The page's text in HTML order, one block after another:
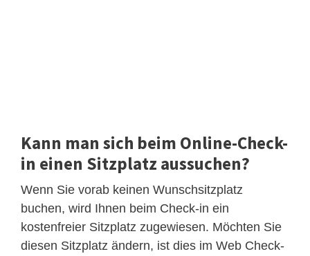
Kann man sich beim Online-Check-
in einen Sitzplatz aussuchen?
Wenn Sie vorab keinen Wunschsitzplatz
buchen, wird Ihnen beim Check-in ein
kostenfreier Sitzplatz zugewiesen. Möchten Sie
diesen Sitzplatz ändern, ist dies im Web Check-